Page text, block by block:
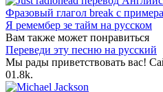
Фразовый глагол break с
Я ремембер зе тайм на русском
Вам также может понравиться
Переведи эту песню на русский
Мы рады приветствовать вас!
01.8k.